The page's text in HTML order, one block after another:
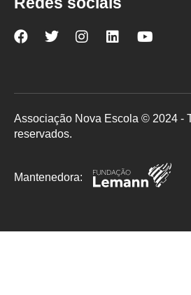
Nova
Facebook
Nova
Twitter
Nova
Instagram
Nova
LinkedIn
Associação Nova Escola © 2024 -
reservados.
Mantenedora: